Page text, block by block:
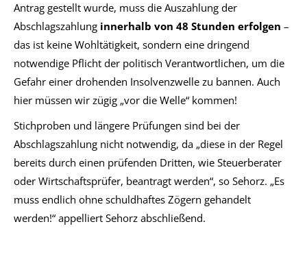
Antrag gestellt wurde, muss die Auszahlung der
Abschlagszahlung innerhalb von 48 Stunden erfolgen –
das ist keine Wohltätigkeit, sondern eine dringend
notwendige Pflicht der politisch Verantwortlichen, um die
Gefahr einer drohenden Insolvenzwelle zu bannen. Auch
hier müssen wir zügig „vor die Welle“ kommen!
Stichproben und längere Prüfungen sind bei der
Abschlagszahlung nicht notwendig, da „diese in der Regel
bereits durch einen prüfenden Dritten, wie Steuerberater
oder Wirtschaftsprüfer, beantragt werden“, so Sehorz. „Es
muss endlich ohne schuldhaftes Zögern gehandelt
werden!“ appelliert Sehorz abschließend.